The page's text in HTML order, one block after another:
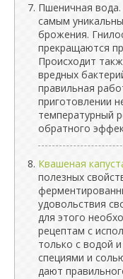
Пшеничная
самым
брожения.
прекращаются
Происходит
вредных
правильная
приготовлении
температурный
обратного
Квашеная
полезных
удовольствия
для этого
рецептам с
только с водой
специями и
дают